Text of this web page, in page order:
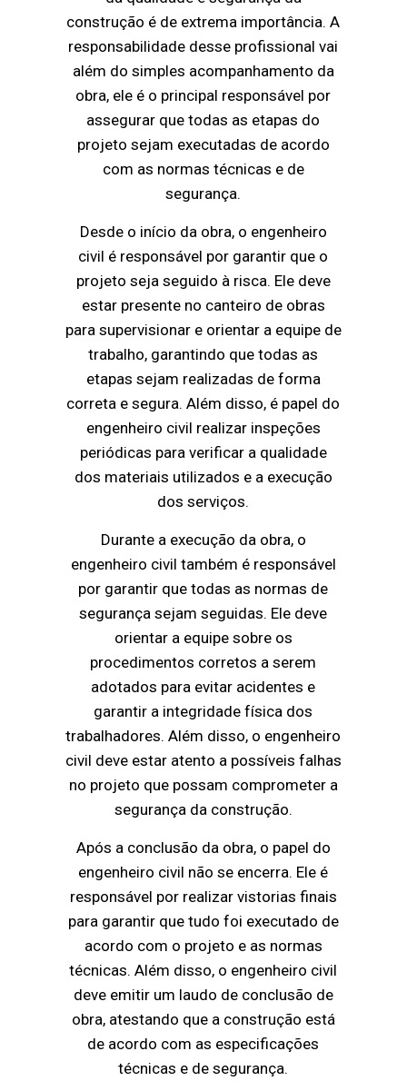
construção é de extrema importância. A
responsabilidade desse profissional vai
além do simples acompanhamento da
obra, ele é o principal responsável por
assegurar que todas as etapas do
projeto sejam executadas de acordo
com as normas técnicas e de
segurança.
Desde o início da obra, o engenheiro
civil é responsável por garantir que o
projeto seja seguido à risca. Ele deve
estar presente no canteiro de obras
para supervisionar e orientar a equipe de
trabalho, garantindo que todas as
etapas sejam realizadas de forma
correta e segura. Além disso, é papel do
engenheiro civil realizar inspeções
periódicas para verificar a qualidade
dos materiais utilizados e a execução
dos serviços.
Durante a execução da obra, o
engenheiro civil também é responsável
por garantir que todas as normas de
segurança sejam seguidas. Ele deve
orientar a equipe sobre os
procedimentos corretos a serem
adotados para evitar acidentes e
garantir a integridade física dos
trabalhadores. Além disso, o engenheiro
civil deve estar atento a possíveis falhas
no projeto que possam comprometer a
segurança da construção.
Após a conclusão da obra, o papel do
engenheiro civil não se encerra. Ele é
responsável por realizar vistorias finais
para garantir que tudo foi executado de
acordo com o projeto e as normas
técnicas. Além disso, o engenheiro civil
deve emitir um laudo de conclusão de
obra, atestando que a construção está
de acordo com as especificações
técnicas e de segurança.